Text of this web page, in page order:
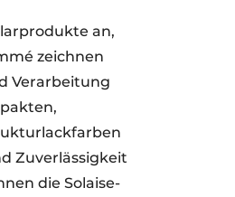
an,
zeichnen
Verarbeitung
Zuverlässigkeit
die Solaise-